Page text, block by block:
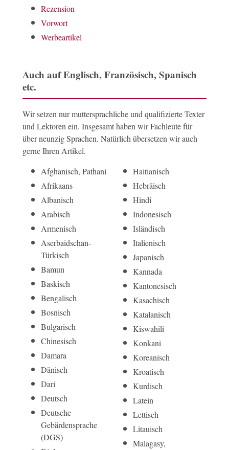
Rezension
Vorwort
Werbeartikel
Auch auf Englisch, Französisch, Spanisch
etc.
Wir setzen nur muttersprachliche und qualifizierte Texter
und Lektoren ein. Insgesamt haben wir Fachleute für
über neunzig Sprachen. Natürlich übersetzen wir auch
gerne Ihren Artikel.
Afghanisch, Pathani
Afrikaans
Albanisch
Arabisch
Armenisch
Aserbaidschan-
Türkisch
Bamun
Baskisch
Bengalisch
Bosnisch
Bulgarisch
Chinesisch
Damara
Dänisch
Dari
Deutsch
Deutsche
Gebärdensprache
(DGS)
Haitianisch
Hebräisch
Hindi
Indonesisch
Isländisch
Italienisch
Japanisch
Kannada
Kantonesisch
Kasachisch
Katalanisch
Kiswahili
Konkani
Koreanisch
Kroatisch
Kurdisch
Latein
Lettisch
Litauisch
Malagasy,